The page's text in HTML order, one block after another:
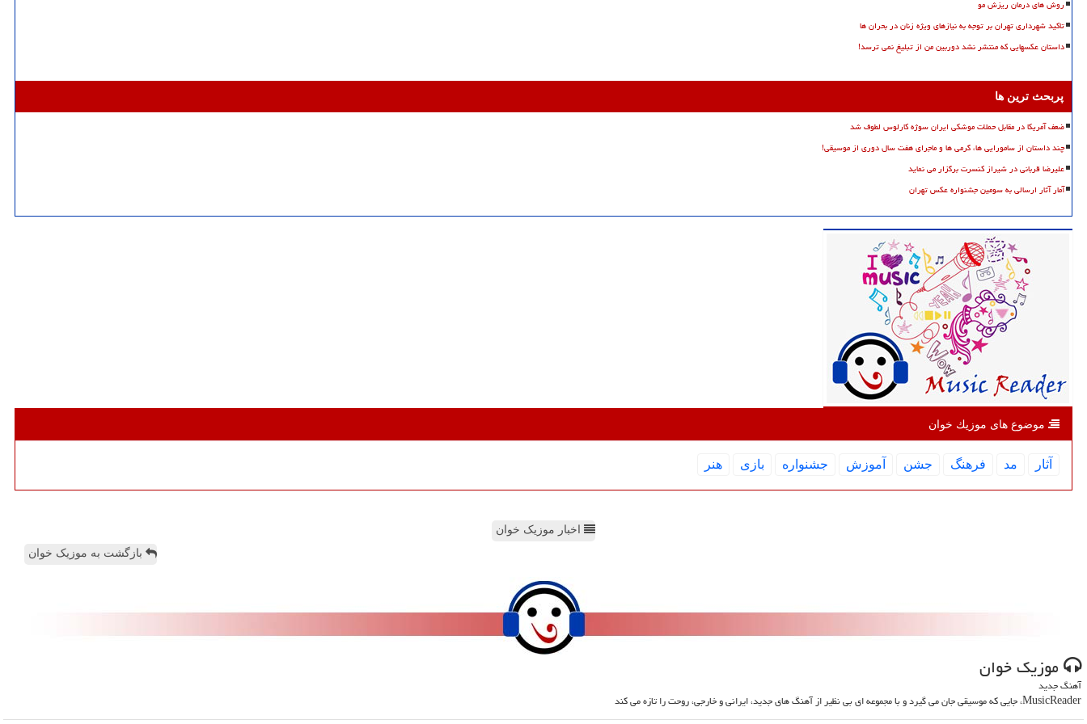
روش های درمان ریزش مو
تاکید شهرداری تهران بر توجه به نیازهای ویژه زنان در بحران ها
داستان عکسهایی که منتشر نشد دوربین من از تبلیغ نمی ترسد!
پربحث ترین ها
ضعف آمریکا در مقابل حملات موشکی ایران سوژه کارلوس لطوف شد
چند داستان از سامورایی ها، گرمی ها و ماجرای هفت سال دوری از موسیقی!
علیرضا قربانی در شیراز کنسرت برگزار می نماید
آمار آثار ارسالی به سومین جشنواره عکس تهران
موضوع های موزیك خوان
آثار مد فرهنگ جشن آموزش جشنواره بازی هنر
اخبار موزیک خوان
بازگشت به موزیک خوان
موزیك خوان
آهنگ جدید
MusicReader، جایی که موسیقی جان می گیرد و با مجموعه ای بی نظیر از آهنگ های جدید، ایرانی و خارجی، روحت را تازه می کند